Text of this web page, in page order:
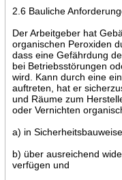
2.6 Bauliche
Der Arbeitgeber hat
organischen Peroxiden
dass eine Gefährdung
bei Betriebsstörungen
wird. Kann durch eine
auftreten, hat er
und Räume zum
oder Vernichten
a) in
b) über ausreichend
verfügen und